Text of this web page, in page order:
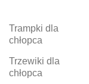
Trampki dla
chłopca
Trzewiki dla
chłopca